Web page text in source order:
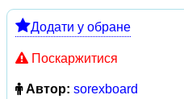
Додати у обране
Поскаржитися
Автор: sorexboard